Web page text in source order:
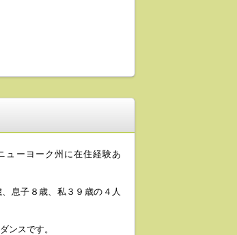
ューヨーク州に在住経験あ
息子８歳、私３９歳の４人
ンスです。